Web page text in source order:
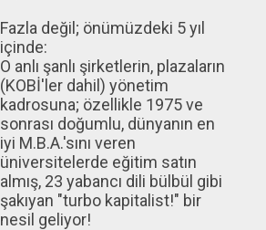
Fazla değil; önümüzdeki 5 yıl
içinde:
O anlı şanlı şirketlerin, plazaların
(KOBİ'ler dahil) yönetim
kadrosuna; özellikle 1975 ve
sonrası doğumlu, dünyanın en
iyi M.B.A.'sını veren
üniversitelerde eğitim satın
almış, 23 yabancı dili bülbül gibi
şakıyan "turbo kapitalist!" bir
nesil geliyor!